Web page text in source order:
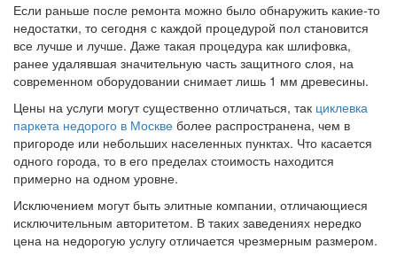
Если раньше после ремонта можно было обнаружить какие-то
недостатки, то сегодня с каждой процедурой пол становится
все лучше и лучше. Даже такая процедура как шлифовка,
ранее удалявшая значительную часть защитного слоя, на
современном оборудовании снимает лишь 1 мм древесины.
Цены на услуги могут существенно отличаться, так циклевка
паркета недорого в Москве более распространена, чем в
пригороде или небольших населенных пунктах. Что касается
одного города, то в его пределах стоимость находится
примерно на одном уровне.
Исключением могут быть элитные компании, отличающиеся
исключительным авторитетом. В таких заведениях нередко
цена на недорогую услугу отличается чрезмерным размером.